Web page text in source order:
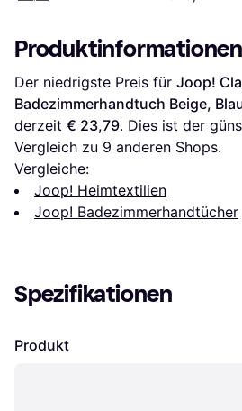
Produktinformationen
Der niedrigste Preis für Joop!
Badezimmerhandtuch Beige,
derzeit € 23,79. Dies ist der
Vergleich zu 9 anderen Shops.
Vergleiche:
Joop! Heimtextilien
Joop! Badezimmerhandtücher
Spezifikationen
Produkt